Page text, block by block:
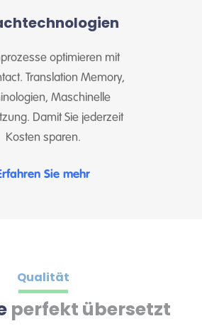
optimieren mit
Translation Memory,
Maschinelle
Damit Sie jederzeit
Kosten sparen.
Sie mehr
Qualität
perfekt übersetzt